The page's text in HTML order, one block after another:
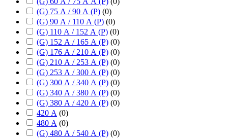
(G) 75 А / 90 А (P) (0)
(G) 90 А / 110 А (P) (0)
(G) 110 А / 152 А (P) (0)
(G) 152 А / 165 А (P) (0)
(G) 176 А / 210 А (P) (0)
(G) 210 А / 253 А (P) (0)
(G) 253 А / 300 А (P) (0)
(G) 300 А / 340 А (P) (0)
(G) 340 А / 380 А (P) (0)
(G) 380 А / 420 А (P) (0)
420 А (0)
480 А (0)
(G) 480 А / 540 А (P) (0)